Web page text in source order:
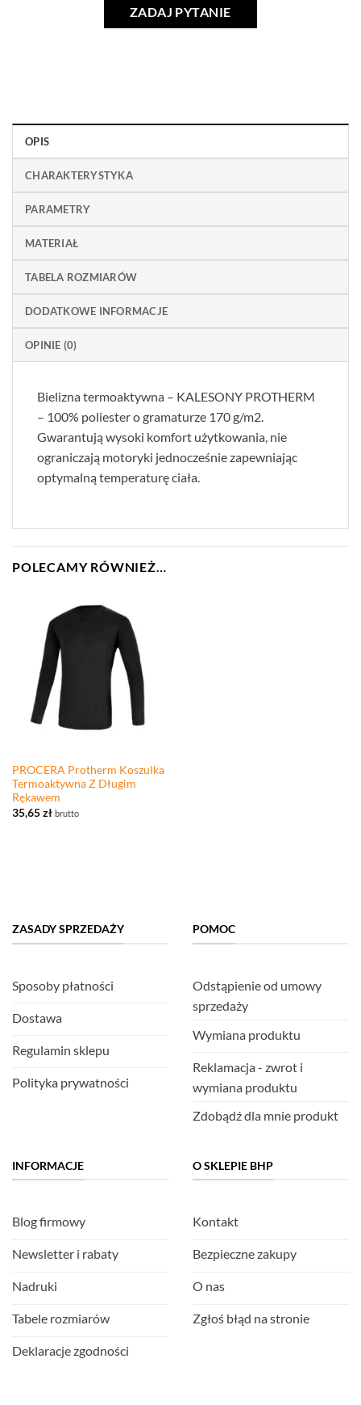
ZADAJ PYTANIE
OPIS
CHARAKTERYSTYKA
PARAMETRY
MATERIAŁ
TABELA ROZMIARÓW
DODATKOWE INFORMACJE
OPINIE (0)
Bielizna termoaktywna – KALESONY PROTHERM
– 100% poliester o gramaturze 170 g/m2.
Gwarantują wysoki komfort użytkowania, nie
ograniczają motoryki jednocześnie zapewniając
optymalną temperaturę ciała.
POLECAMY RÓWNIEŻ…
PROCERA Protherm Koszulka
Termoaktywna Z Długim
Rękawem
35,65zł brutto
ZASADY SPRZEDAŻY
Sposoby płatności
Dostawa
Regulamin sklepu
Polityka prywatności
POMOC
Odstąpienie od umowy
sprzedaży
Wymiana produktu
Reklamacja - zwrot i
wymiana produktu
Zdobądź dla mnie produkt
INFORMACJE
Blog firmowy
Newsletter i rabaty
Nadruki
Tabele rozmiarów
Deklaracje zgodności
O SKLEPIE BHP
Kontakt
Bezpieczne zakupy
O nas
Zgłoś błąd na stronie